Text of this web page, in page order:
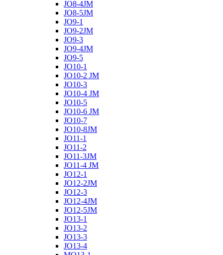
JO8-4JM
JO8-5JM
JO9-1
JO9-2JM
JO9-3
JO9-4JM
JO9-5
JO10-1
JO10-2 JM
JO10-3
JO10-4 JM
JO10-5
JO10-6 JM
JO10-7
JO10-8JM
JO11-1
JO11-2
JO11-3JM
JO11-4 JM
JO12-1
JO12-2JM
JO12-3
JO12-4JM
JO12-5JM
JO13-1
JO13-2
JO13-3
JO13-4